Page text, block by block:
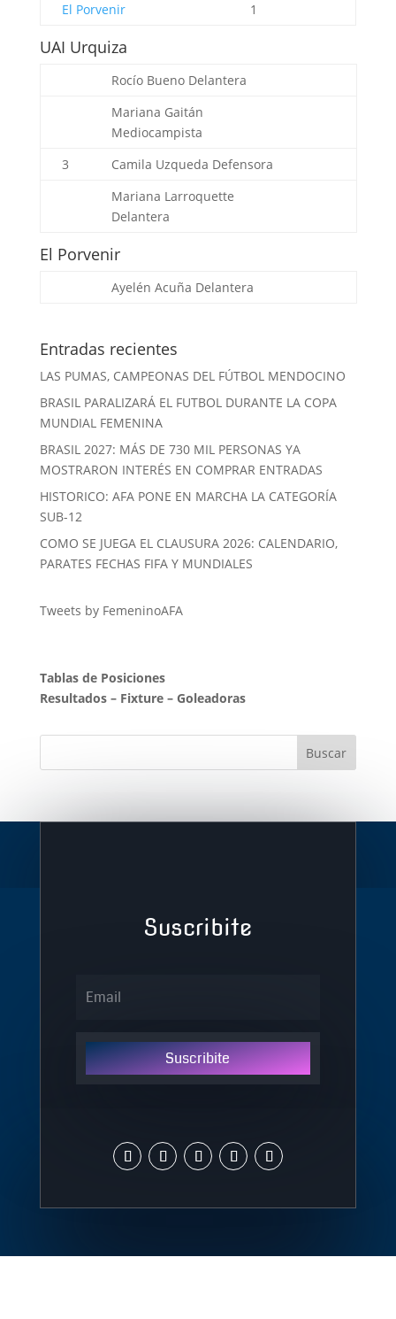
El Porvenir
1
UAI Urquiza
Rocío Bueno Delantera
Mariana Gaitán
Mediocampista
3
Camila Uzqueda Defensora
Mariana Larroquette
Delantera
El Porvenir
Ayelén Acuña Delantera
Entradas recientes
LAS PUMAS, CAMPEONAS DEL FÚTBOL MENDOCINO
BRASIL PARALIZARÁ EL FUTBOL DURANTE LA COPA
MUNDIAL FEMENINA
BRASIL 2027: MÁS DE 730 MIL PERSONAS YA
MOSTRARON INTERÉS EN COMPRAR ENTRADAS
HISTORICO: AFA PONE EN MARCHA LA CATEGORÍA
SUB-12
COMO SE JUEGA EL CLAUSURA 2026: CALENDARIO,
PARATES FECHAS FIFA Y MUNDIALES
Tweets by FemeninoAFA
Tablas de Posiciones
Resultados– Fixture– Goleadoras
Suscribite
Suscribite